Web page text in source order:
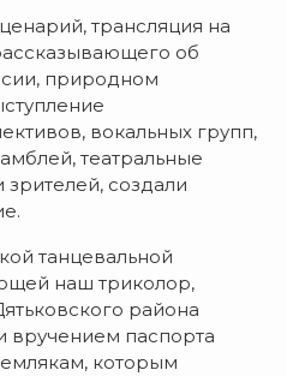
трансляция на
об
природном
вокальных групп,
театральные
создали
танцевальной
наш триколор,
района
вручением паспорта
которым